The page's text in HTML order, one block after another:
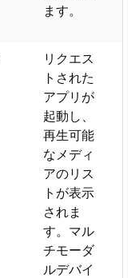
ます。
リクエス
トされた
アプリが
起動し、
再生可能
なメディ
アのリス
トが表示
されま
す。マル
チモーダ
ルデバイ